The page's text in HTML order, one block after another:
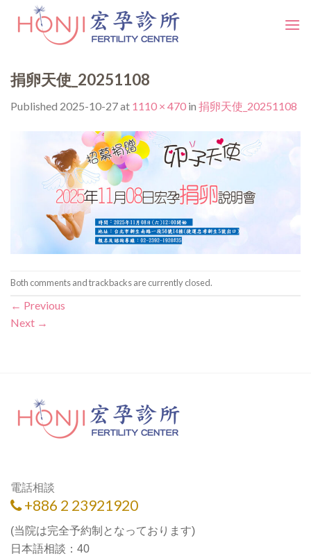
捐卵天使_20251108
Published 2025-10-27at 1110 × 470 in 捐卵天使_20251108
Both comments and trackbacks are currently closed.
← Previous
Next →
電話相談
+886 2 23921920
(当院は完全予約制となっております)
日本語相談：40